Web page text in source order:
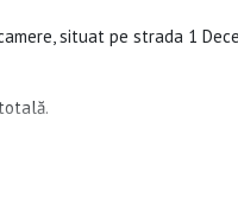
situat pe strada 1